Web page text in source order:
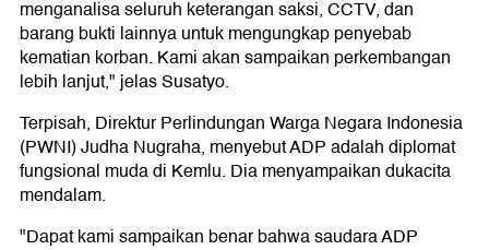
menganalisa seluruh keterangan saksi, CCTV, dan
barang bukti lainnya untuk mengungkap penyebab
kematian korban. Kami akan sampaikan perkembangan
lebih lanjut," jelas Susatyo.
Terpisah, Direktur Perlindungan Warga Negara Indonesia
(PWNI) Judha Nugraha, menyebut ADP adalah diplomat
fungsional muda di Kemlu. Dia menyampaikan dukacita
mendalam.
"Dapat kami sampaikan benar bahwa saudara ADP